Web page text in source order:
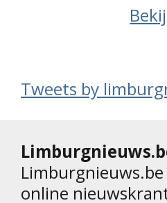
Tweets by
online